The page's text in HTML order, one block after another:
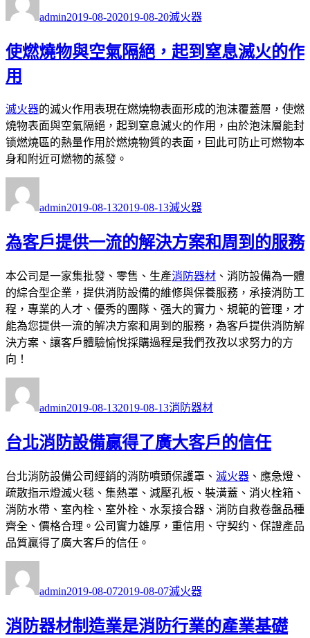
者
admin佈
期:
2019-08-202019-08-20類
滅火器
使燃燒物與空氣隔絕，起到窒息滅火的作
用
滅火器的滅火作用表現在燃燒物表面形成的泡沫覆蓋層，使燃
燒物表面與空氣隔絕，起到窒息滅火的作用，由於泡沫層能封
锁燃燒區的熱量作用於燃燒物質的表面，囙此可防止可燃物本
身和附近可燃物的蒸發。
者
admin佈
期:
2019-08-132019-08-13類
滅火器
為客戶提供一流的解決方案和周到的服務
本公司是一家集批發、零售、生產消防器材 、消防設備為一體
的綜合型企業，提供消防設備的維修與保養服務，承接消防工
程，專業的人才、優秀的團隊、强大的實力、規範的管理，才
能為您提供一流的解决方案和周到的服務，為客戶提供消防解
決方案、讓客戶體驗愉悅採購過程是我們孜孜以求努力的方
向！
者
admin佈
期:
2019-08-132019-08-13類
消防器材
台北消防設備贏得了廣大客戶的信任
台北消防設備公司經銷的消防噴頭保護罩、 滅火器 、應急燈、
疏散指示燈滅火毯、集熱罩、減壓孔板、裝潢蓋、消火栓箱、
消防水帶、室內栓、室外栓、水泵接合器、消防自救卷盤品種
齊全、價格合理。公司實力雄厚，重信用、守契约、保證產品
品質贏得了廣大客戶的信任。
者
admin佈
期:
2019-08-072019-08-07類
滅火器
消防器材制造業是消防行業的產業基礎